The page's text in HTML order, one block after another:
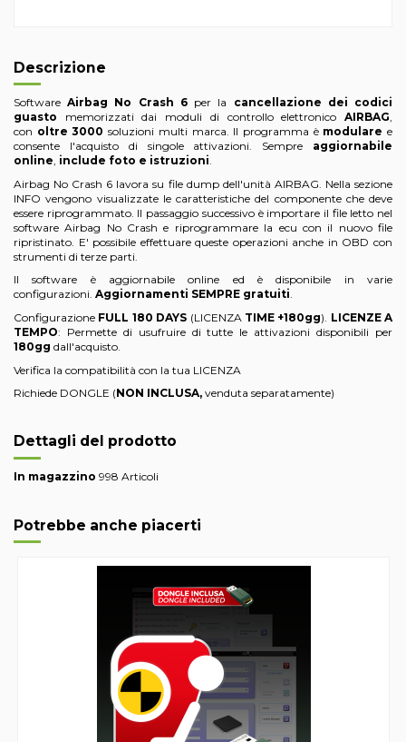
Descrizione
SoftwareAirbag No Crash 6per la cancellazione dei codici
guasto memorizzati dai moduli di controllo elettronico AIRBAG,
con oltre 3000 soluzioni multi marca. Il programma è modulare e
consente l'acquisto di singole attivazioni. Sempre aggiornabile
online, include foto e istruzioni.
Airbag No Crash 6 lavora su file dump dell'unità AIRBAG. Nella sezione
INFO vengono visualizzate le caratteristiche del componente che deve
essere riprogrammato. Il passaggio successivo è importare il file letto nel
software Airbag No Crash e riprogrammare la ecu con il nuovo file
ripristinato. E' possibile effettuare queste operazioni anche in OBD con
strumenti di terze parti.
Il software è aggiornabile online ed è disponibile in varie
configurazioni. Aggiornamenti SEMPRE gratuiti.
Configurazione FULL 180 DAYS (LICENZA TIME +180gg). LICENZE A
TEMPO: Permette di usufruire di tutte le attivazioni disponibili per
180gg dall'acquisto.
Verifica la compatibilità con la tua LICENZA
Richiede DONGLE (NON INCLUSA, venduta separatamente)
Dettagli del prodotto
In magazzino 998 Articoli
Potrebbe anche piacerti